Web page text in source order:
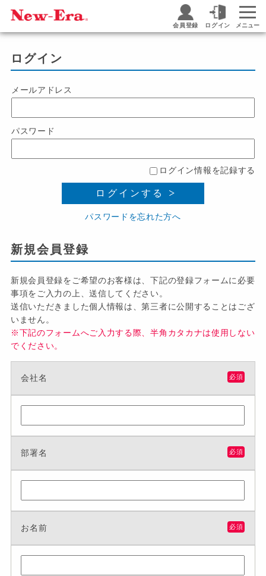
会員登録 ログイン メニュー
ログイン
メールアドレス
パスワード
ログイン情報を記録する
ログインする
パスワードを忘れた方へ
新規会員登録
新規会員登録をご希望のお客様は、下記の登録フォームに必要
事項をご入力の上、送信してください。
送信いただきました個人情報は、第三者に公開することはござ
いません。
※下記のフォームへご入力する際、半角カタカナは使用しない
でください。
会社名 必須
部署名 必須
お名前 必須